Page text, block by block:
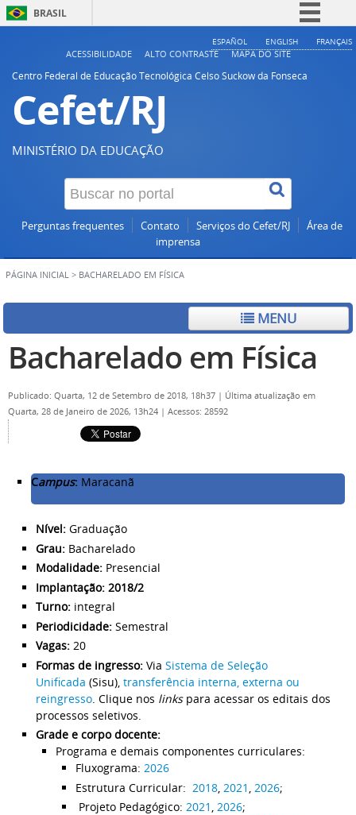
BRASIL
Simplifique!
ESPAÑOL ENGLISH FRANÇAIS
ACESSIBILIDADE ALTO CONTRASTE
MAPA DO SITE
Centro Federal de Educação Tecnológica Celso Suckow da Fonseca
Cefet/RJ
MINISTÉRIO DA EDUCAÇÃO
Perguntas frequentes Contato Serviços do Cefet/RJ
Área de
imprensa
PÁGINA INICIAL > BACHARELADO EM FÍSICA
MENU
Bacharelado em Física
Publicado: Quarta, 12 de Setembro de 2018, 18h37 | Última atualização em
Quarta, 28 de Janeiro de 2026, 13h24 | Acessos: 28592
Campus: Maracanã
Nível: Graduação
Grau: Bacharelado
Modalidade: Presencial
Implantação: 2018/2
Turno: integral
Periodicidade: Semestral
Vagas: 20
Formas de ingresso: Via Sistema de Seleção
Unificada (Sisu), transferência interna, externa ou
reingresso . Clique nos linkspara acessar os editais dos
processos seletivos.
Grade e corpo docente:
Programa e demais componentes curriculares:
Fluxograma: 2026
Estrutura Curricular: 2018 2021 2026;
Projeto Pedagógico: 2021 , 2026;